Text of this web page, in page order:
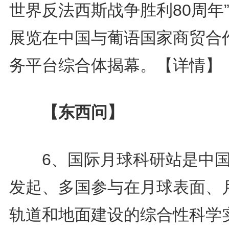
世界反法西斯战争胜利80周年
展览在中国与葡语国家商贸合
务平台综合体揭幕。
【详情】
【东西问】
6、国际月球科研站是中
发起、多国参与在月球表面、
轨道和地面建设的综合性科学